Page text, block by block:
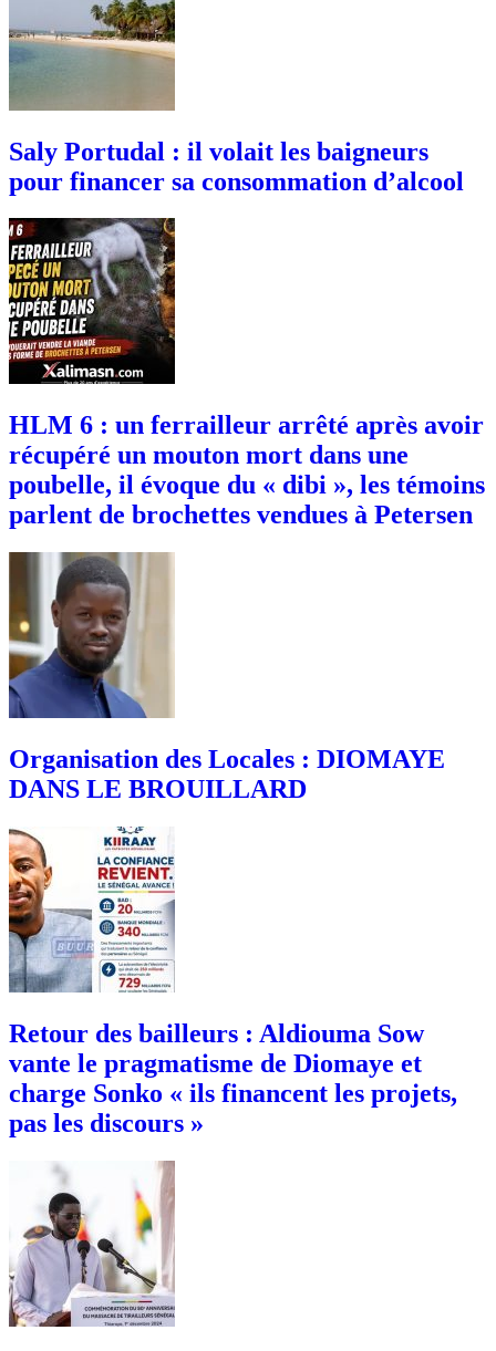
Saly Portudal : il volait les baigneurs
pour financer sa consommation d’alcool
HLM 6 : un ferrailleur arrêté après avoir
récupéré un mouton mort dans une
poubelle, il évoque du « dibi », les témoins
parlent de brochettes vendues à Petersen
Organisation des Locales : DIOMAYE
DANS LE BROUILLARD
Retour des bailleurs : Aldiouma Sow
vante le pragmatisme de Diomaye et
charge Sonko « ils financent les projets,
pas les discours »